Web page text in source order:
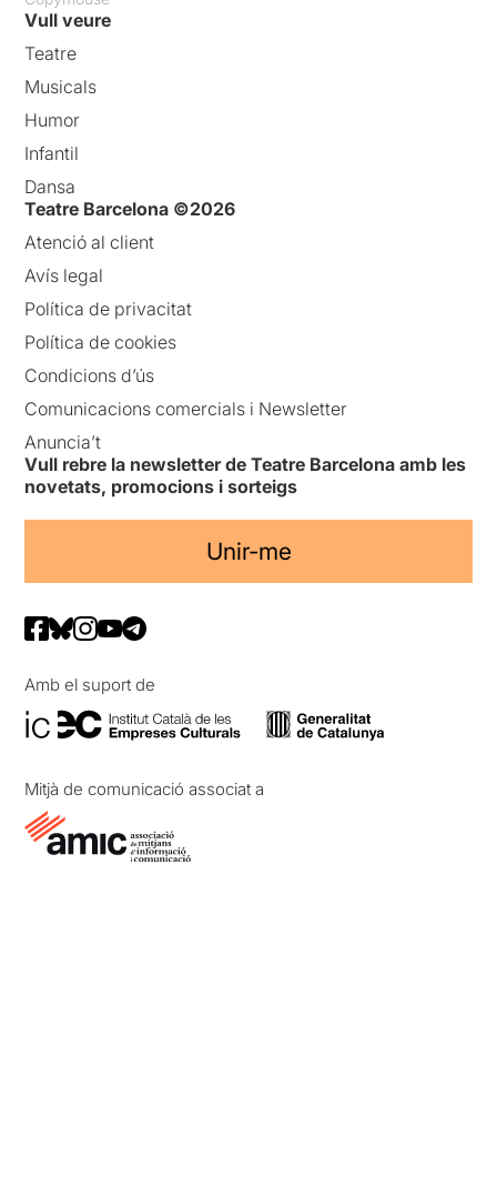
Vull veure
Teatre
Musicals
Humor
Infantil
Dansa
Teatre Barcelona ©2026
Atenció al client
Avís legal
Política de privacitat
Política de cookies
Condicions d’ús
Comunicacions comercials i Newsletter
Anuncia’t
Vull rebre la newsletter de Teatre Barcelona amb les
novetats, promocions i sorteigs
Unir-me
Amb el suport de
Mitjà de comunicació associat a